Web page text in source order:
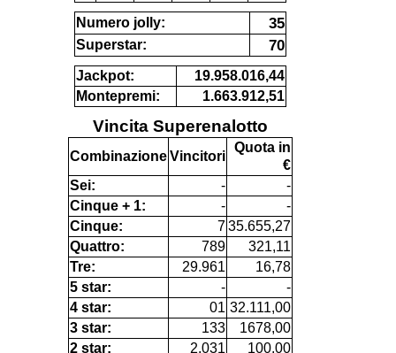
Numero jolly: 35
Superstar: 70
Jackpot:
19.958.016,44
Montepremi:
1.663.912,51
Vincita Superenalotto
CombinazioneVincitori
Quota in
€
Sei:
-
-
Cinque + 1:
-
-
Cinque:
735.655,27
Quattro:
789
321,11
Tre:
29.961
16,78
5 star:
-
-
4 star:
01 32.111,00
3 star:
133
1678,00
2 star:
2.031 100,00